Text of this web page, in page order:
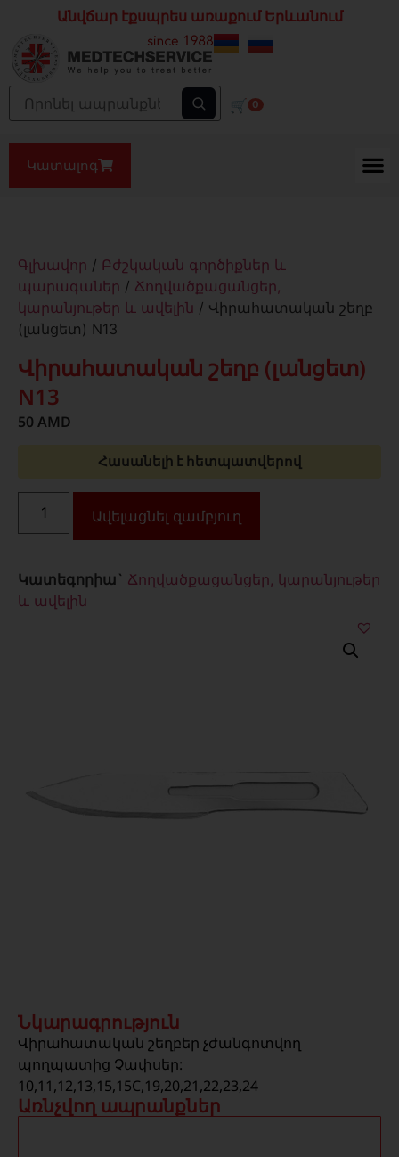
Անվճար էքսպրես առաքում Երևանում
🛒 0
Կատալոգ
Գլխավոր / Բժշկական գործիքներ և
պարագաներ / Ճողվածքացանցեր,
կարանյութեր և ավելին / Վիրահատական շեղբ
(լանցետ) N13
Վիրահատական շեղբ (լանցետ)
N13
50 AMD
Հասանելի է հետպատվերով
Ավելացնել զամբյուղ
Կատեգորիա` Ճողվածքացանցեր, կարանյութեր
և ավելին
Նկարագրություն
Վիրահատական շեղբեր չժանգոտվող
պողպատից Չափսեր:
10,11,12,13,15,15C,19,20,21,22,23,24
Առնչվող ապրանքներ